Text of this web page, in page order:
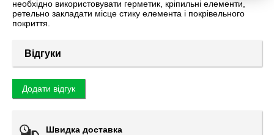
необхідно використовувати герметик, кріпильні елементи,
ретельно закладати місце стику елемента і покрівельного
покриття.
Відгуки
Додати відгук
Швидка доставка